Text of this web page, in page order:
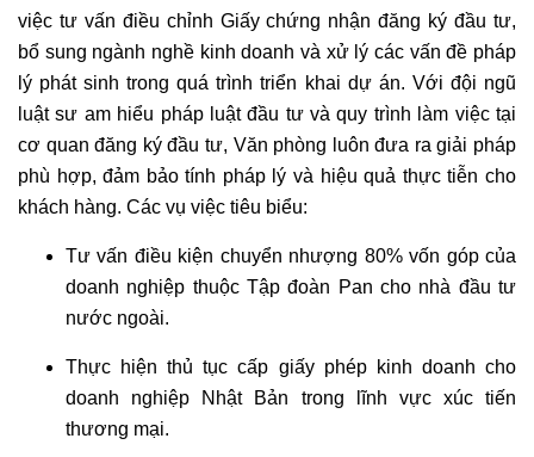
việc tư vấn điều chỉnh Giấy chứng nhận đăng ký đầu tư,
bổ sung ngành nghề kinh doanh và xử lý các vấn đề pháp
lý phát sinh trong quá trình triển khai dự án. Với đội ngũ
luật sư am hiểu pháp luật đầu tư và quy trình làm việc tại
cơ quan đăng ký đầu tư, Văn phòng luôn đưa ra giải pháp
phù hợp, đảm bảo tính pháp lý và hiệu quả thực tiễn cho
khách hàng. Các vụ việc tiêu biểu:
Tư vấn điều kiện chuyển nhượng 80% vốn góp của
doanh nghiệp thuộc Tập đoàn Pan cho nhà đầu tư
nước ngoài.
Thực hiện thủ tục cấp giấy phép kinh doanh cho
doanh nghiệp Nhật Bản trong lĩnh vực xúc tiến
thương mại.